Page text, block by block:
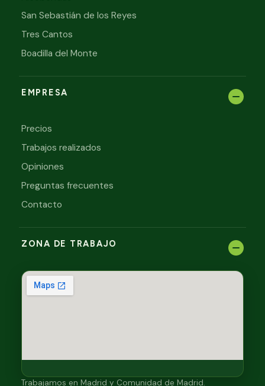
San Sebastián de los Reyes
Tres Cantos
Boadilla del Monte
EMPRESA
Precios
Trabajos realizados
Opiniones
Preguntas frecuentes
Contacto
ZONA DE TRABAJO
Trabajamos en Madrid y Comunidad de Madrid.